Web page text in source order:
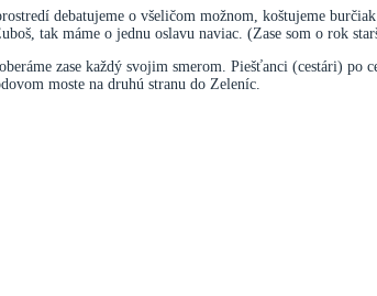
debatujeme o všeličom možnom, koštujeme
tak máme o jednu oslavu naviac. (Zase som o rok
zase každý svojim smerom. Piešťanci (cestári) po
moste na druhú stranu do Zeleníc.